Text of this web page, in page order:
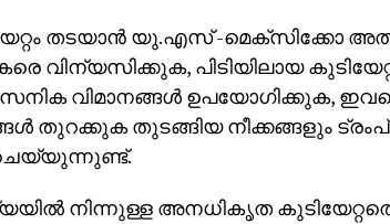
തടയാന്‍ യു.എസ് -മെക്‌സിക്കോ
പിടിയിലായ
വിമാനങ്ങള്‍ ഉപയോഗിക്കുക, ഇവരെ
തുറക്കുക തുടങ്ങിയ നീക്കങ്ങളും
നിന്നുള്ള അനധികൃത